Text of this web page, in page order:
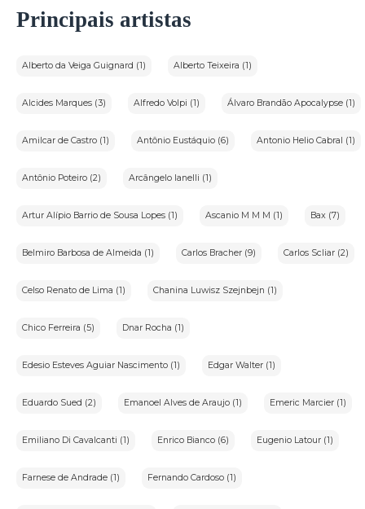
Principais artistas
Alberto da Veiga Guignard (1) Alberto Teixeira (1)
Alcides Marques (3) Alfredo Volpi (1) Álvaro Brandão Apocalypse (1)
Amilcar de Castro (1) Antônio Eustáquio (6) Antonio Helio Cabral (1)
Antônio Poteiro (2) Arcângelo Ianelli (1)
Artur Alípio Barrio de Sousa Lopes (1) Ascanio M M M (1) Bax (7)
Belmiro Barbosa de Almeida (1) Carlos Bracher (9) Carlos Scliar (2)
Celso Renato de Lima (1) Chanina Luwisz Szejnbejn (1)
Chico Ferreira (5) Dnar Rocha (1)
Edesio Esteves Aguiar Nascimento (1) Edgar Walter (1)
Eduardo Sued (2) Emanoel Alves de Araujo (1) Emeric Marcier (1)
Emiliano Di Cavalcanti (1) Enrico Bianco (6) Eugenio Latour (1)
Farnese de Andrade (1) Fernando Cardoso (1)